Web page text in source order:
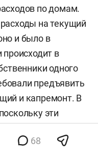
по домам.
на текущий
и было в
происходит в
одного
предъявить
и капремонт. В
эти
не имела. И эта
68